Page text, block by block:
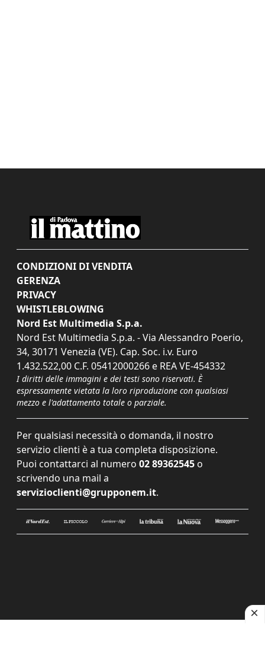
CONDIZIONI DI VENDITA
GERENZA
PRIVACY
WHISTLEBLOWING
Nord Est Multimedia S.p.a.
Nord Est Multimedia S.p.a. - Via Alessandro Poerio,
34, 30171 Venezia (VE). Cap. Soc. i.v. Euro
1.432.522,00 C.F. 05412000266 e REA VE-454332
I diritti delle immagini e dei testi sono riservati. È
espressamente vietata la loro riproduzione con qualsiasi
mezzo e l'adattamento totale o parziale.
Per qualsiasi necessità o domanda, il nostro
servizio clienti è a tua completa disposizione.
Puoi contattarci al numero 02 89362545 o
scrivendo una mail a
servizioclienti@grupponem.it.